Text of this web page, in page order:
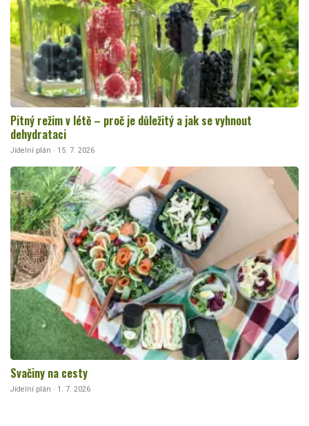
Pitný režim v létě – proč je důležitý a jak se vyhnout
dehydrataci
Jídelní plán · 15. 7. 2026
Svačiny na cesty
Jídelní plán · 1. 7. 2026